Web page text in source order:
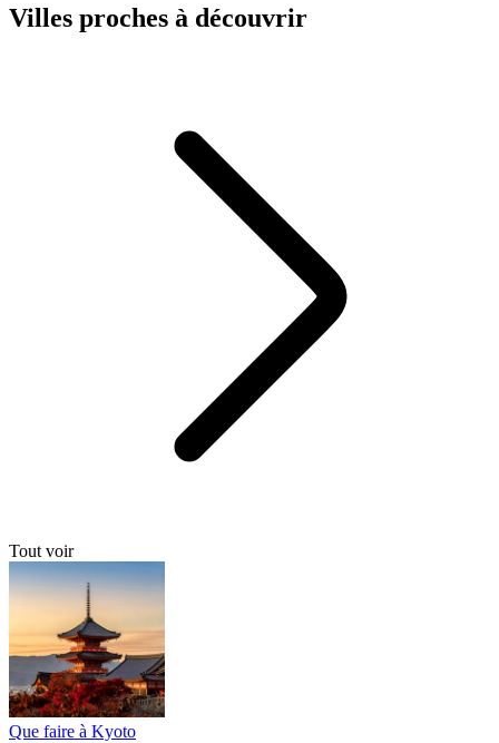
Villes proches à découvrir
Tout voir
Que faire à Kyoto